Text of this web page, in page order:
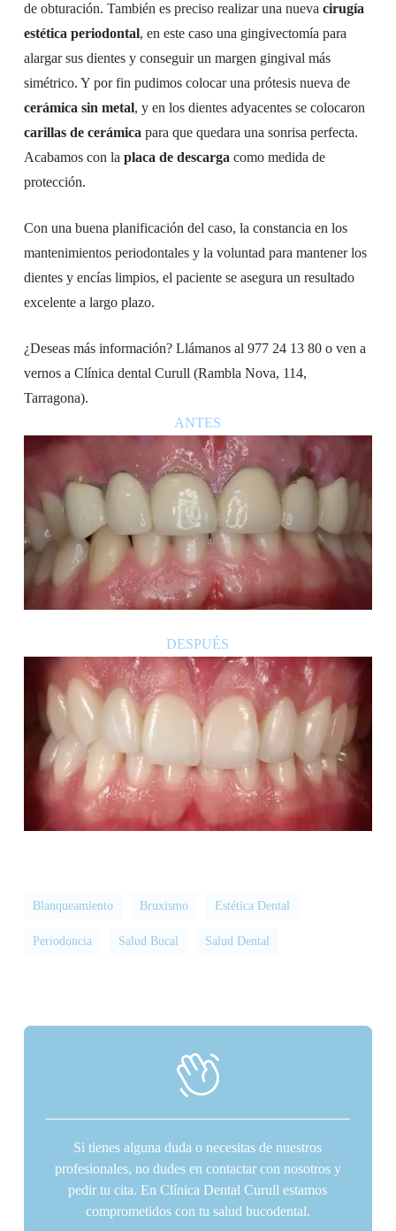
de obturación. También es preciso realizar una nueva cirugía
estética periodontal, en este caso una gingivectomía para
alargar sus dientes y conseguir un margen gingival más
simétrico. Y por fin pudimos colocar una prótesis nueva de
cerámica sin metal, y en los dientes adyacentes se colocaron
carillas de cerámica para que quedara una sonrisa perfecta.
Acabamos con la placa de descarga como medida de
protección.
Con una buena planificación del caso, la constancia en los
mantenimientos periodontales y la voluntad para mantener los
dientes y encías limpios, el paciente se asegura un resultado
excelente a largo plazo.
¿Deseas más información? Llámanos al 977 24 13 80 o ven a
vernos a Clínica dental Curull (Rambla Nova, 114,
Tarragona).
ANTES
DESPUÉS
Blanqueamiento Bruxismo Estética Dental
Periodoncia Salud Bucal Salud Dental
Si tienes alguna duda o necesitas de nuestros
profesionales, no dudes en contactar con nosotros y
pedir tu cita. En Clínica Dental Curull estamos
comprometidos con tu salud bucodental.